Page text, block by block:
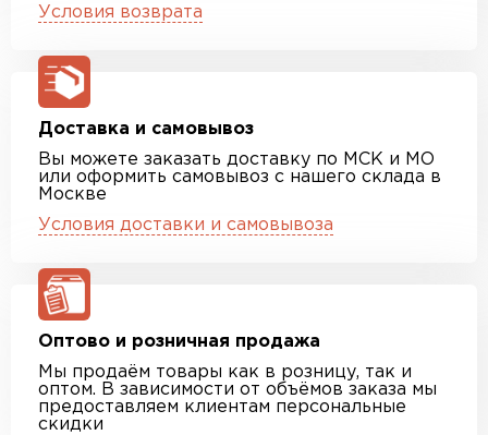
Условия возврата
Доставка и самовывоз
Вы можете заказать доставку по МСК и МО
или оформить самовывоз с нашего склада в
Москве
Условия доставки и самовывоза
Оптово и розничная продажа
Мы продаём товары как в розницу, так и
оптом. В зависимости от объёмов заказа мы
предоставляем клиентам персональные
скидки